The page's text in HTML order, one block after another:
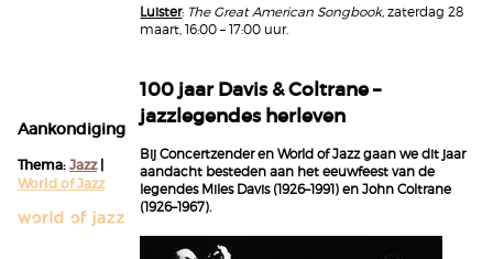
Luister: The Great American Songbook, zaterdag 28
maart, 16:00 – 17:00 uur.
Aankondiging
Thema:Jazz|
World of Jazz
100 jaar Davis & Coltrane –
jazzlegendes herleven
Bij Concertzender en World of Jazz gaan we dit jaar
aandacht besteden aan het eeuwfeest van de
legendes Miles Davis (1926–1991) en John Coltrane
(1926–1967).